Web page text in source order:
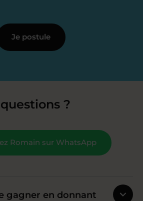
Je postule
?
Romain sur WhatsApp
gagner en donnant